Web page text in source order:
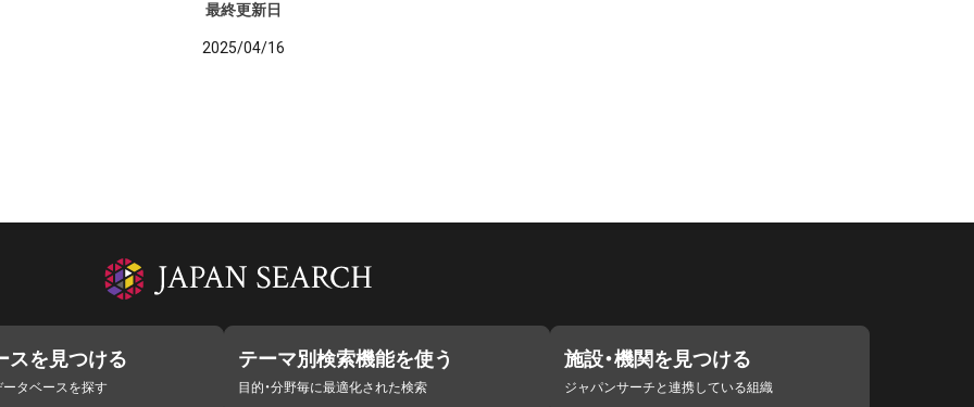
最終更新日
2025/04/16
スを見つける
タベースを探す
テーマ別検索機能を使う
目的・分野毎に最適化された検索
施設・機関を見つける
ジャパンサーチと連携している組織